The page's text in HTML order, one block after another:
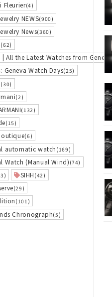
Fleurier(4)
NEWS(900)
News(360)
(62)
| All the Latest Watches from Geneva
Geneva Watch Days(25)
(30)
(2)
(132)
(15)
(6)
automatic watch (169)
Watch (Manual Wind) (74)
SIHH (42)
(29)
(101)
Chronograph(5)